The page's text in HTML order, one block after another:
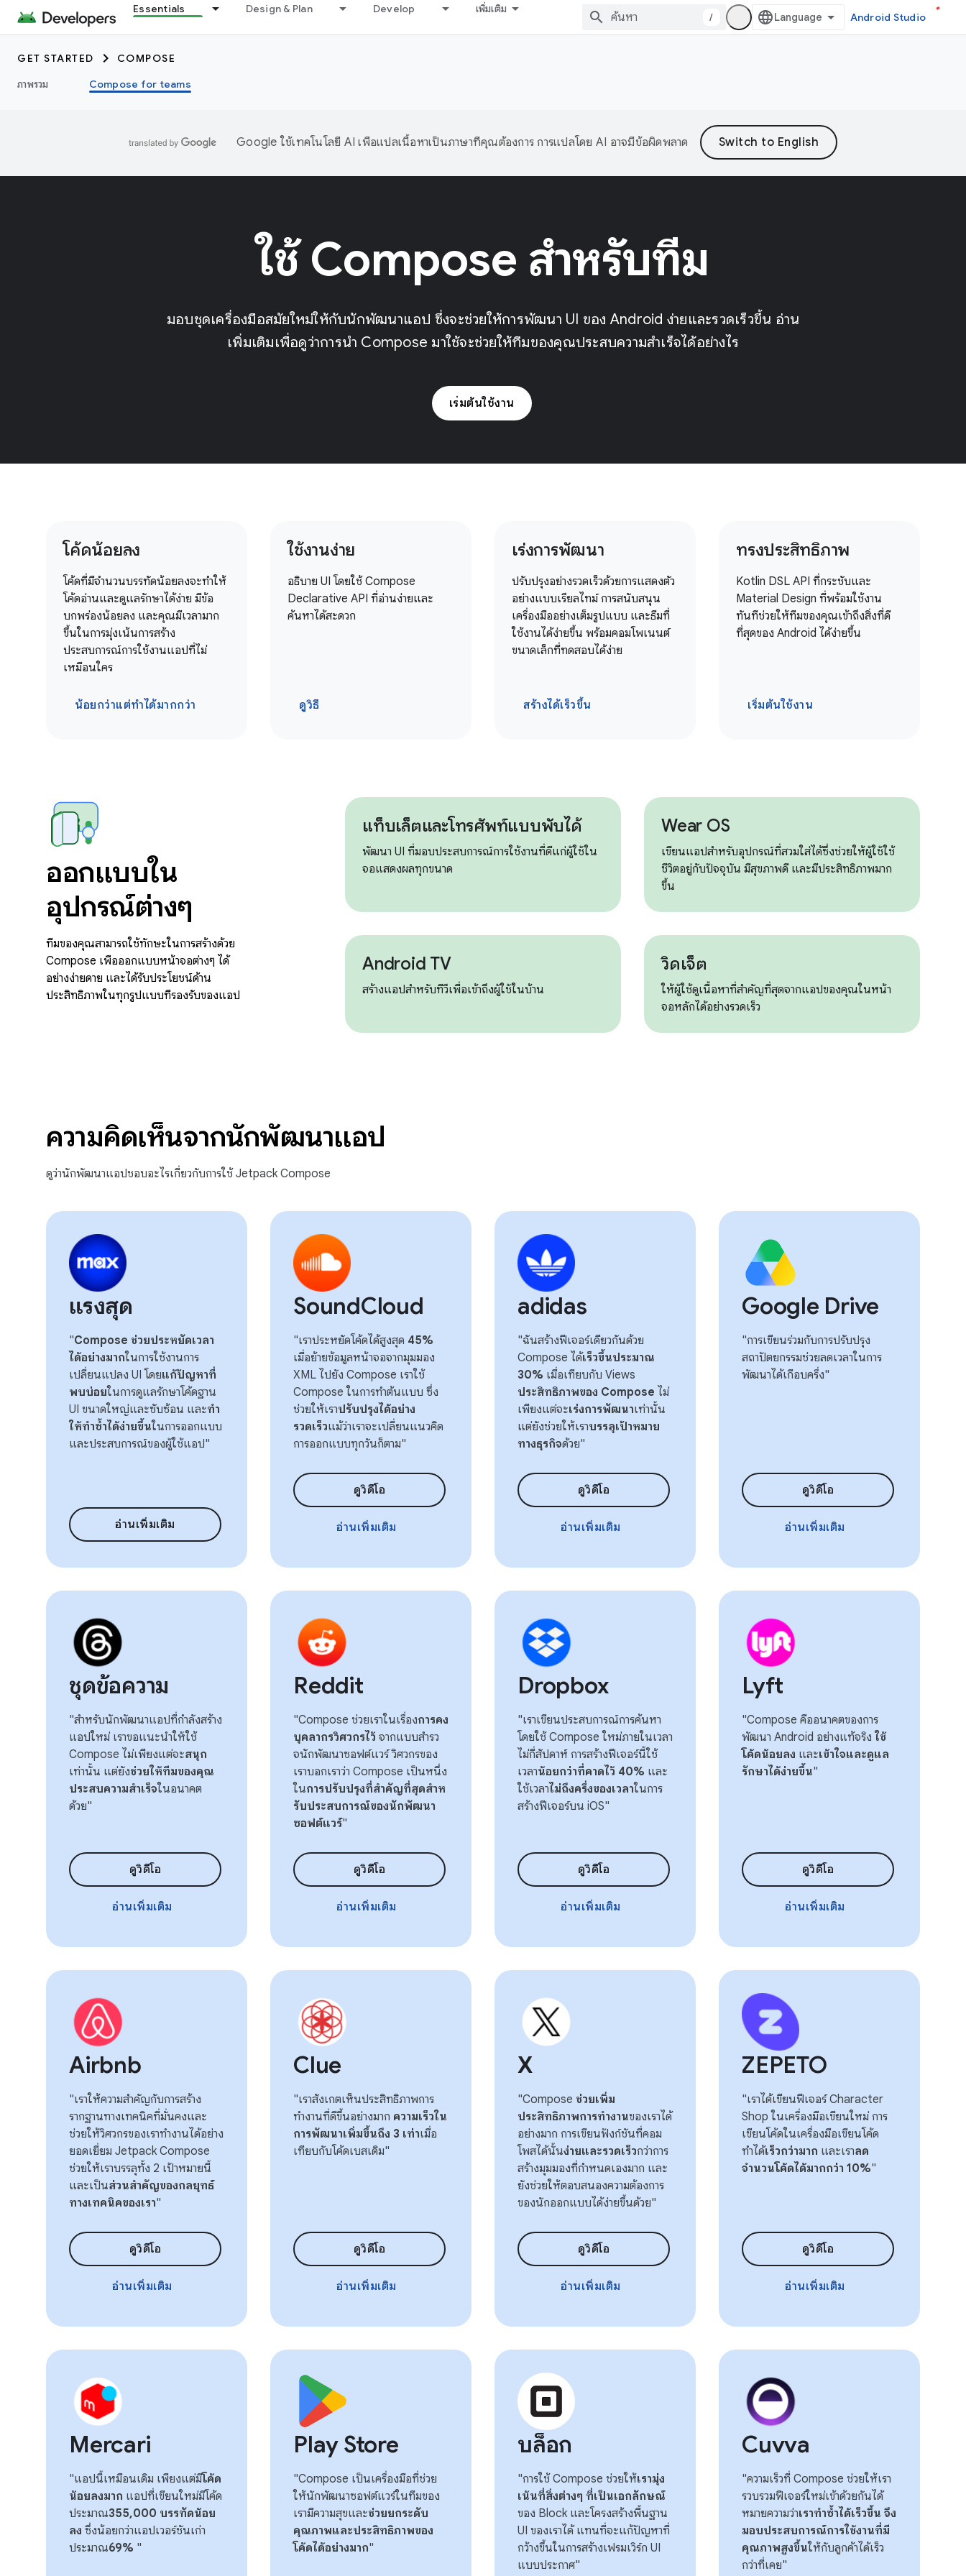
Essentials Design & Plan Develop เพิ่มเติม
/ Android Studio
GET STARTED
COMPOSE
ภาพรวม
Compose for teams
Google ใช้เทคโนโลยี AI เพื่อแปลเนื้อหาเป็นภาษาที่คุณต้องการ การแปลโดย AI อาจมีข้อผิดพลาด
ใช้ Compose สำหรับทีม
มอบชุดเครื่องมือสมัยใหม่ให้กับนักพัฒนาแอป ซึ่งจะช่วยให้การพัฒนา UI ของ Android ง่ายและรวดเร็วขึ้น อ่าน
เพิ่มเติมเพื่อดูว่าการนำ Compose มาใช้จะช่วยให้ทีมของคุณประสบความสำเร็จได้อย่างไร
เริ่มต้นใช้งาน
โค้ดน้อยลง
โค้ดที่มีจำนวนบรรทัดน้อยลงจะทําให้
โค้ดอ่านและดูแลรักษาได้ง่าย มีข้อ
บกพร่องน้อยลง และคุณมีเวลามาก
ขึ้นในการมุ่งเน้นการสร้าง
ประสบการณ์การใช้งานแอปที่ไม่
เหมือนใคร
น้อยกว่าแต่ทำได้มากกว่า
ใช้งานง่าย
อธิบาย UI โดยใช้ Compose
Declarative API ที่อ่านง่ายและ
ค้นหาได้สะดวก
ดูวิธี
เร่งการพัฒนา
ปรับปรุงอย่างรวดเร็วด้วยการแสดงตัว
อย่างแบบเรียลไทม์ การสนับสนุน
เครื่องมืออย่างเต็มรูปแบบ และธีมที่
ใช้งานได้ง่ายขึ้น พร้อมคอมโพเนนต์
ขนาดเล็กที่ทดสอบได้ง่าย
สร้างได้เร็วขึ้น
ทรงประสิทธิภาพ
Kotlin DSL API ที่กระชับและ
Material Design ที่พร้อมใช้งาน
ทันทีช่วยให้ทีมของคุณเข้าถึงสิ่งที่ดี
ที่สุดของ Android ได้ง่ายขึ้น
เริ่มต้นใช้งาน
ออกแบบใน
อุปกรณ์ต่างๆ
ทีมของคุณสามารถใช้ทักษะในการสร้างด้วย
Compose เพื่อออกแบบหน้าจอต่างๆ ได้
อย่างง่ายดาย และได้รับประโยชน์ด้าน
ประสิทธิภาพในทุกรูปแบบที่รองรับของแอป
แท็บเล็ตและโทรศัพท์แบบพับได้
พัฒนา UI ที่มอบประสบการณ์การใช้งานที่ดีแก่ผู้ใช้ใน
จอแสดงผลทุกขนาด
Wear OS
เขียนแอปสำหรับอุปกรณ์ที่สวมใส่ได้ซึ่งช่วยให้ผู้ใช้ใช้
ชีวิตอยู่กับปัจจุบัน มีสุขภาพดี และมีประสิทธิภาพมาก
ขึ้น
Android TV
สร้างแอปสำหรับทีวีเพื่อเข้าถึงผู้ใช้ในบ้าน
วิดเจ็ต
ให้ผู้ใช้ดูเนื้อหาที่สำคัญที่สุดจากแอปของคุณในหน้า
จอหลักได้อย่างรวดเร็ว
ความคิดเห็นจากนักพัฒนาแอป
ดูว่านักพัฒนาแอปชอบอะไรเกี่ยวกับการใช้ Jetpack Compose
แรงสุด
"Compose ช่วยประหยัดเวลา
ได้อย่างมากในการใช้งานการ
เปลี่ยนแปลง UI โดยแก้ปัญหาที่
พบบ่อยในการดูแลรักษาโค้ดฐาน
UI ขนาดใหญ่และซับซ้อน และทํา
ให้ทําซ้ำได้ง่ายขึ้นในการออกแบบ
และประสบการณ์ของผู้ใช้แอป"
อ่านเพิ่มเติม
SoundCloud
"เราประหยัดโค้ดได้สูงสุด 45%
เมื่อย้ายข้อมูลหน้าจอจากมุมมอง
XML ไปยัง Compose เราใช้
Compose ในการทำต้นแบบ ซึ่ง
ช่วยให้เราปรับปรุงได้อย่าง
รวดเร็วแม้ว่าเราจะเปลี่ยนแนวคิด
การออกแบบทุกวันก็ตาม"
ดูวิดีโอ
อ่านเพิ่มเติม
adidas
"ฉันสร้างฟีเจอร์เดียวกันด้วย
Compose ได้เร็วขึ้นประมาณ
30% เมื่อเทียบกับ Views
ประสิทธิภาพของ Compose ไม่
เพียงแต่จะเร่งการพัฒนาเท่านั้น
แต่ยังช่วยให้เราบรรลุเป้าหมาย
ทางธุรกิจด้วย"
ดูวิดีโอ
อ่านเพิ่มเติม
Google Drive
"การเขียนร่วมกับการปรับปรุง
สถาปัตยกรรมช่วยลดเวลาในการ
พัฒนาได้เกือบครึ่ง"
ดูวิดีโอ
อ่านเพิ่มเติม
ชุดข้อความ
"สำหรับนักพัฒนาแอปที่กำลังสร้าง
แอปใหม่ เราขอแนะนำให้ใช้
Compose ไม่เพียงแต่จะสนุก
เท่านั้น แต่ยังช่วยให้ทีมของคุณ
ประสบความสำเร็จในอนาคต
ด้วย"
ดูวิดีโอ
อ่านเพิ่มเติม
Reddit
"Compose ช่วยเราในเรื่องการคง
บุคลากรวิศวกรไว้ จากแบบสํารว
จนักพัฒนาซอฟต์แวร์ วิศวกรของ
เราบอกเราว่า Compose เป็นหนึ่ง
ในการปรับปรุงที่สําคัญที่สุดสําห
รับประสบการณ์ของนักพัฒนา
ซอฟต์แวร์"
ดูวิดีโอ
อ่านเพิ่มเติม
Dropbox
"เราเขียนประสบการณ์การค้นหา
โดยใช้ Compose ใหม่ภายในเวลา
ไม่กี่สัปดาห์ การสร้างฟีเจอร์นี้ใช้
เวลาน้อยกว่าที่คาดไว้ 40% และ
ใช้เวลาไม่ถึงครึ่งของเวลาในการ
สร้างฟีเจอร์บน iOS"
ดูวิดีโอ
อ่านเพิ่มเติม
Lyft
"Compose คืออนาคตของการ
พัฒนา Android อย่างแท้จริง ใช้
โค้ดน้อยลง และเข้าใจและดูแล
รักษาได้ง่ายขึ้น"
ดูวิดีโอ
อ่านเพิ่มเติม
Airbnb
"เราให้ความสำคัญกับการสร้าง
รากฐานทางเทคนิคที่มั่นคงและ
ช่วยให้วิศวกรของเราทำงานได้อย่าง
ยอดเยี่ยม Jetpack Compose
ช่วยให้เราบรรลุทั้ง 2 เป้าหมายนี้
และเป็นส่วนสําคัญของกลยุทธ์
ทางเทคนิคของเรา"
ดูวิดีโอ
อ่านเพิ่มเติม
Clue
"เราสังเกตเห็นประสิทธิภาพการ
ทำงานที่ดีขึ้นอย่างมาก ความเร็วใน
การพัฒนาเพิ่มขึ้นถึง 3 เท่าเมื่อ
เทียบกับโค้ดเบสเดิม"
ดูวิดีโอ
อ่านเพิ่มเติม
X
"Compose ช่วยเพิ่ม
ประสิทธิภาพการทำงานของเราได้
อย่างมาก การเขียนฟังก์ชันที่คอม
โพสได้นั้นง่ายและรวดเร็วกว่าการ
สร้างมุมมองที่กำหนดเองมาก และ
ยังช่วยให้ตอบสนองความต้องการ
ของนักออกแบบได้ง่ายขึ้นด้วย"
ดูวิดีโอ
อ่านเพิ่มเติม
ZEPETO
"เราได้เขียนฟีเจอร์ Character
Shop ในเครื่องมือเขียนใหม่ การ
เขียนโค้ดในเครื่องมือเขียนโค้ด
ทำได้เร็วกว่ามาก และเราลด
จำนวนโค้ดได้มากกว่า 10%"
ดูวิดีโอ
อ่านเพิ่มเติม
Mercari
"แอปนี้เหมือนเดิม เพียงแต่มีโค้ด
น้อยลงมาก แอปที่เขียนใหม่มีโค้ด
ประมาณ355,000 บรรทัดน้อย
ลง ซึ่งน้อยกว่าแอปเวอร์ชันเก่า
ประมาณ69% "
Play Store
"Compose เป็นเครื่องมือที่ช่วย
ให้นักพัฒนาซอฟต์แวร์ในทีมของ
เรามีความสุขและช่วยยกระดับ
คุณภาพและประสิทธิภาพของ
โค้ดได้อย่างมาก"
บล็อก
"การใช้ Compose ช่วยให้เรามุ่ง
เน้นที่สิ่งต่างๆ ที่เป็นเอกลักษณ์
ของ Block และโครงสร้างพื้นฐาน
UI ของเราได้ แทนที่จะแก้ปัญหาที่
กว้างขึ้นในการสร้างเฟรมเวิร์ก UI
แบบประกาศ"
Cuvva
"ความเร็วที่ Compose ช่วยให้เรา
รวบรวมฟีเจอร์ใหม่เข้าด้วยกันได้
หมายความว่าเราทําซ้ำได้เร็วขึ้น จึง
มอบประสบการณ์การใช้งานที่มี
คุณภาพสูงขึ้นให้กับลูกค้าได้เร็ว
กว่าที่เคย"